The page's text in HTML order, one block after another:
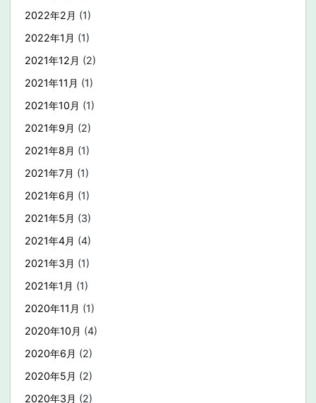
2022年2月 (1)
2022年1月 (1)
2021年12月 (2)
2021年11月 (1)
2021年10月 (1)
2021年9月 (2)
2021年8月 (1)
2021年7月 (1)
2021年6月 (1)
2021年5月 (3)
2021年4月 (4)
2021年3月 (1)
2021年1月 (1)
2020年11月 (1)
2020年10月 (4)
2020年6月 (2)
2020年5月 (2)
2020年3月 (2)